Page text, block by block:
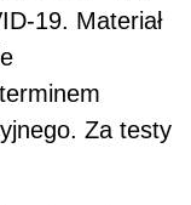
19. Materiał
Za testy